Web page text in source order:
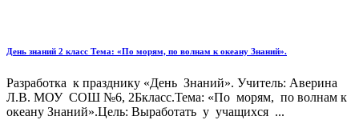
День знаний 2 класс Тема: «По морям, по волнам к океану Знаний».
Разработка к празднику «День Знаний». Учитель: Аверина
Л.В. МОУ СОШ №6, 2Бкласс.Тема: «По морям, по волнам к
океану Знаний».Цель: Выработать у учащихся ...